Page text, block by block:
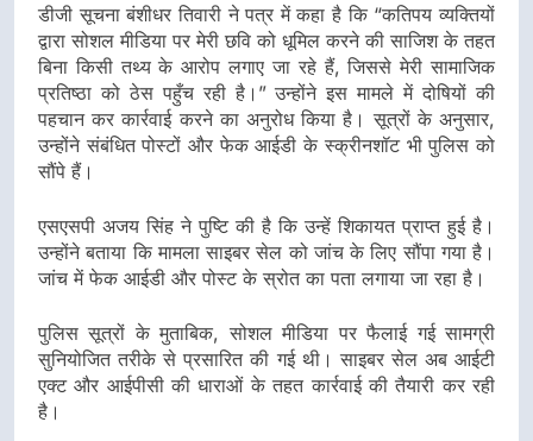
डीजी सूचना बंशीधर तिवारी ने पत्र में कहा है कि “कतिपय व्यक्तियों
द्वारा सोशल मीडिया पर मेरी छवि को धूमिल करने की साजिश के तहत
बिना किसी तथ्य के आरोप लगाए जा रहे हैं, जिससे मेरी सामाजिक
प्रतिष्ठा को ठेस पहुँच रही है।” उन्होंने इस मामले में दोषियों की
पहचान कर कार्रवाई करने का अनुरोध किया है। सूत्रों के अनुसार,
उन्होंने संबंधित पोस्टों और फेक आईडी के स्क्रीनशॉट भी पुलिस को
सौंपे हैं।
एसएसपी अजय सिंह ने पुष्टि की है कि उन्हें शिकायत प्राप्त हुई है।
उन्होंने बताया कि मामला साइबर सेल को जांच के लिए सौंपा गया है।
जांच में फेक आईडी और पोस्ट के स्रोत का पता लगाया जा रहा है।
पुलिस सूत्रों के मुताबिक, सोशल मीडिया पर फैलाई गई सामग्री
सुनियोजित तरीके से प्रसारित की गई थी। साइबर सेल अब आईटी
एक्ट और आईपीसी की धाराओं के तहत कार्रवाई की तैयारी कर रही
है।